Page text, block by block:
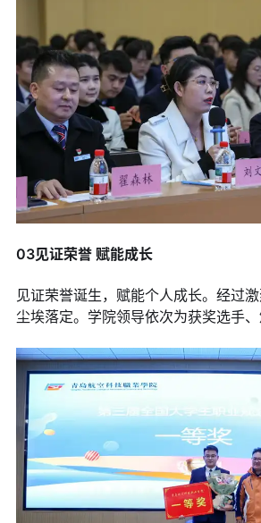
03见证荣誉 赋能成长
见证荣誉诞生，赋能个人成长。经过
尘埃落定。学院领导依次为获奖选手、